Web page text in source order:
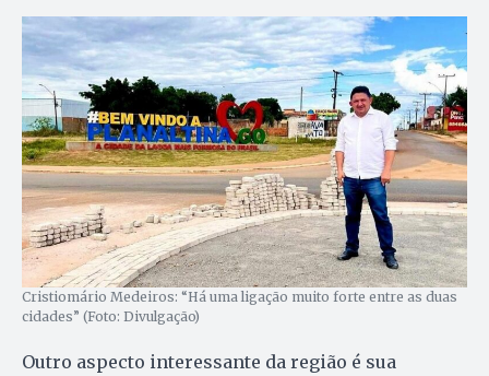
Cristiomário Medeiros: “Há uma ligação muito forte entre as duas
cidades” (Foto: Divulgação)
Outro aspecto interessante da região é sua